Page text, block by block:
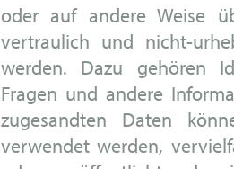
oder auf andere Weise
vertraulich und nicht-
werden. Dazu gehören
Fragen und andere
zugesandten Daten
verwendet werden,